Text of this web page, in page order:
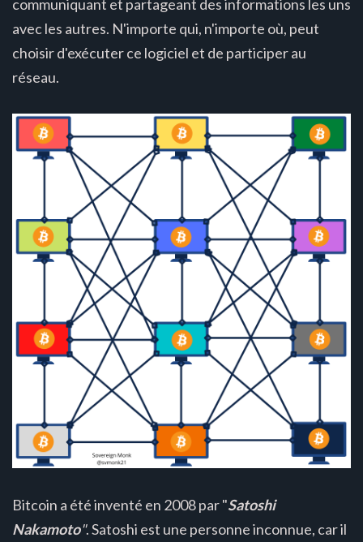
communiquant et partageant des informations les uns
avec les autres. N'importe qui, n'importe où, peut
choisir d'exécuter ce logiciel et de participer au
réseau.
Bitcoin a été inventé en 2008 par "Satoshi
Nakamoto". Satoshi est une personne inconnue, car il